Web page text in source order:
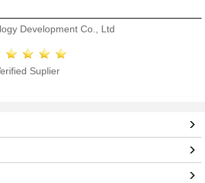
Development Co., Ltd
Suplier